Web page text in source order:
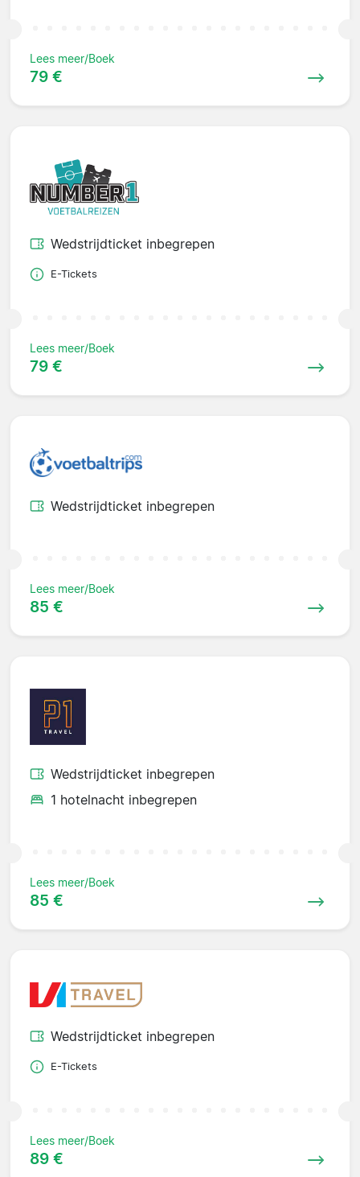
Lees meer/Boek
79 €
Wedstrijdticket inbegrepen
E-Tickets
Lees meer/Boek
79 €
Wedstrijdticket inbegrepen
Lees meer/Boek
85 €
Wedstrijdticket inbegrepen
1 hotelnacht inbegrepen
Lees meer/Boek
85 €
Wedstrijdticket inbegrepen
E-Tickets
Lees meer/Boek
89 €